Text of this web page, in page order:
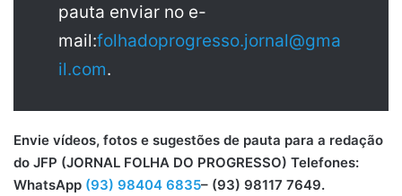
pauta enviar no e-
mail:folhadoprogresso.jornal@gma
il.com.
Envie vídeos, fotos e sugestões de pauta para a redação
do JFP (JORNAL FOLHA DO PROGRESSO) Telefones:
WhatsApp (93) 98404 6835– (93) 98117 7649.